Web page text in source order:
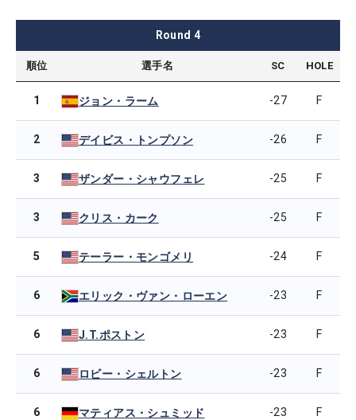
Round 4
順位 選手名 SC HOLE
1 ジョン・ラーム -27 F
2 デイビス・トンプソン -26 F
3 ザンダー・シャウフェレ -25 F
3 クリス・カーク -25 F
5 テーラー・モンゴメリ -24 F
6 エリック・ヴァン・ローエン -23 F
6 J.T.ポストン -23 F
6 ロビー・シェルトン -23 F
6 マティアス・シュミッド -23 F